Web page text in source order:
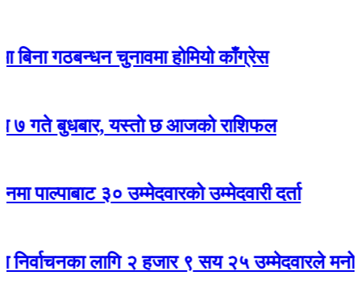
चुनावमा होमियो काँग्रेस
यस्ताे छ आजको राशिफल
३० उम्मेदवारको उम्मेदवारी दर्ता
लागि २ हजार ९ सय २५ उम्मेदवारले मनोनयन दर्ता